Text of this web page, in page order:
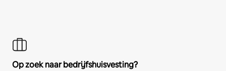
Op zoek naar bedrijfshuisvesting?